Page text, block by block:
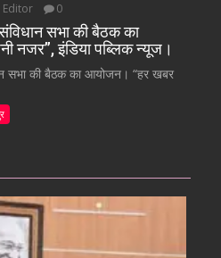
Editor 0
सभा की बैठक का
नजर”, इंडिया पब्लिक न्यूज।
सभा की बैठक का आयोजन। “हर खबर